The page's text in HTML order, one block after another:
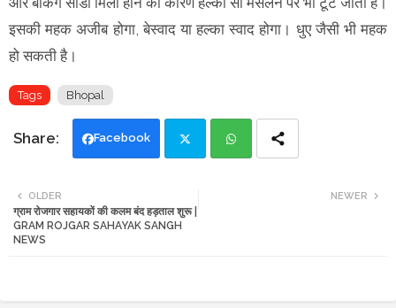
इसकी महक अजीब होगा, बेस्वाद या हल्का स्वाद होगा। धुए जैसी भी महक
हो सकती है।
Tags Bhopal
Facebook
tte
NEWER
OLDER
ग्राम रोजगार सहायकों की कलम बंद हड़ताल शुरू |
GRAM ROJGAR SAHAYAK SANGH
NEWS